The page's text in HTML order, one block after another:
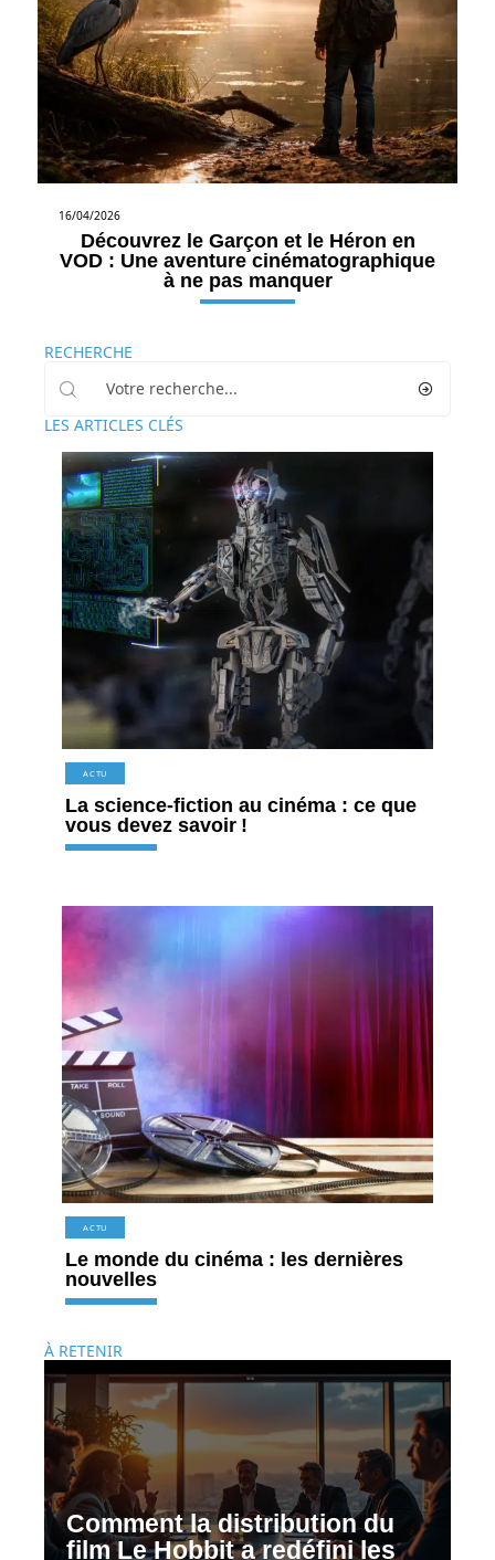
16/04/2026
Découvrez le Garçon et le Héron en
VOD : Une aventure cinématographique
à ne pas manquer
RECHERCHE
LES ARTICLES CLÉS
ACTU
La science-fiction au cinéma : ce que
vous devez savoir !
ACTU
Le monde du cinéma : les dernières
nouvelles
À RETENIR
Comment la distribution du
film Le Hobbit a redéfini les